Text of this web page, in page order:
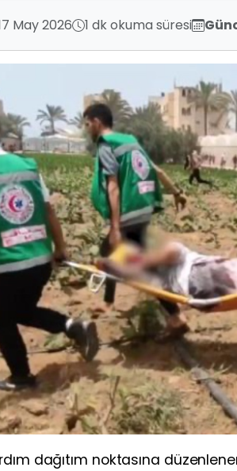
May 2026 1 dk okuma süresi
dağıtım noktasına